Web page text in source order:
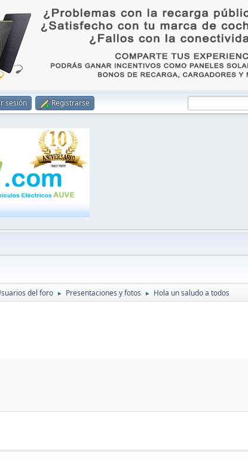
sesión Registrarse
del foro ► Presentaciones y fotos ► Hola un saludo a todos